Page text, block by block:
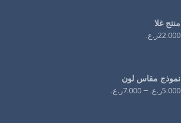
منتج غلا
22.000ر.ع.
نموذج مقاس لون
5.000ر.ع. –
7.000ر.ع.